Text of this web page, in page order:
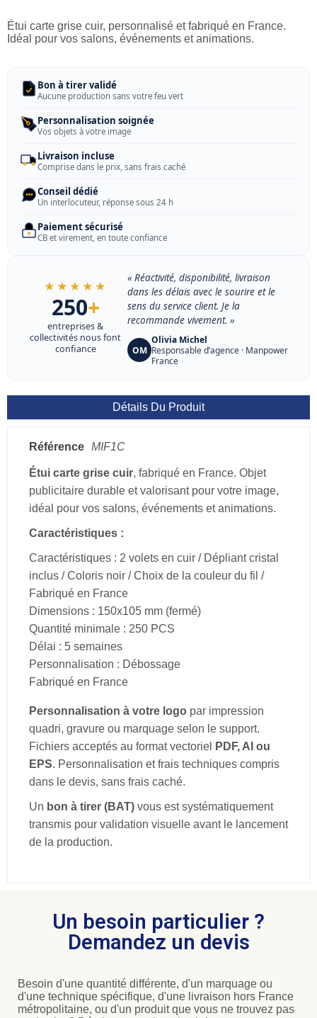
Étui carte grise cuir, personnalisé et fabriqué en France.
Idéal pour vos salons, événements et animations.
Bon à tirer validé
Aucune production sans votre feu vert
Personnalisation soignée
Vos objets à votre image
Livraison incluse
Comprise dans le prix, sans frais caché
Conseil dédié
Un interlocuteur, réponse sous 24 h
Paiement sécurisé
CB et virement, en toute confiance
★★★★★
250+
entreprises &
collectivités nous font
confiance
« Réactivité, disponibilité, livraison
dans les délais avec le sourire et le
sens du service client. Je la
recommande vivement. »
OM
Olivia Michel
Responsable d’agence · Manpower
France
Détails Du Produit
Référence MIF1C
Étui carte grise cuir, fabriqué en France. Objet
publicitaire durable et valorisant pour votre image,
idéal pour vos salons, événements et animations.
Caractéristiques :
Caractéristiques : 2 volets en cuir / Dépliant cristal
inclus / Coloris noir / Choix de la couleur du fil /
Fabriqué en France
Dimensions : 150x105 mm (fermé)
Quantité minimale : 250 PCS
Délai : 5 semaines
Personnalisation : Débossage
Fabriqué en France
Personnalisation à votre logo par impression
quadri, gravure ou marquage selon le support.
Fichiers acceptés au format vectoriel
PDF, AI ou
EPS. Personnalisation et frais techniques compris
dans le devis, sans frais caché.
Un bon à tirer (BAT) vous est systématiquement
transmis pour validation visuelle avant le lancement
de la production.
Un besoin particulier ?
Demandez un devis
Besoin d'une quantité différente, d'un marquage ou
d'une technique spécifique, d'une livraison hors France
métropolitaine, ou d'un produit que vous ne trouvez pas